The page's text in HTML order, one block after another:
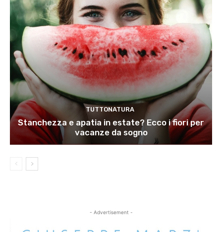
TUTTONATURA
Stanchezza e apatia in estate? Ecco i fiori per
vacanze da sogno
- Advertisement -